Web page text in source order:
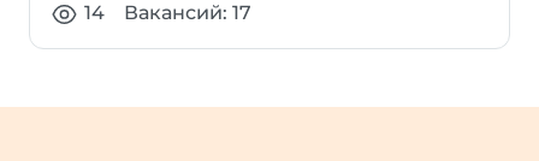
14 Вакансий: 17